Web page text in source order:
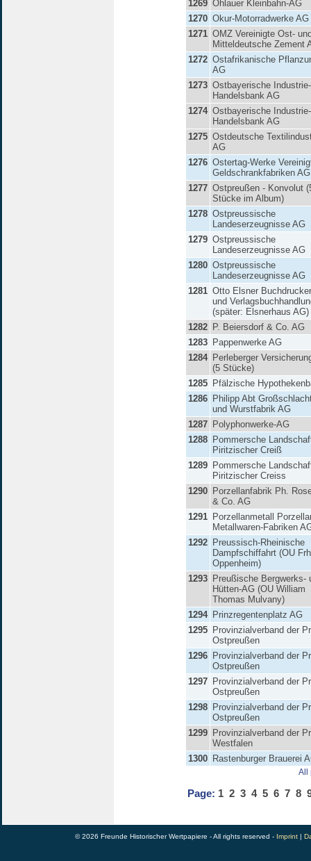
1269 Ohlauer Kleinbahn-AG
1270 Okur-Motorradwerke AG
1271 OMZ Vereinigte Ost-
Mitteldeutsche Zement
1272 Ostafrikanische
AG
1273 Ostbayerische
Handelsbank AG
1274 Ostbayerische
Handelsbank AG
1275 Ostdeutsche
AG
1276 Ostertag-Werke
Geldschrankfabriken AG
1277 Ostpreußen - Konvolut
Stücke im Album)
1278 Ostpreussische
Landeserzeugnisse AG
1279 Ostpreussische
Landeserzeugnisse AG
1280 Ostpreussische
Landeserzeugnisse AG
1281 Otto Elsner
und
(später: Elsnerhaus AG)
1282 P. Beiersdorf & Co. AG
1283 Pappenwerke AG
1284 Perleberger
(5 Stücke)
1285 Pfälzische
1286 Philipp Abt
und Wurstfabrik AG
1287 Polyphonwerke-AG
1288 Pommersche
Piritzischer Creiß
1289 Pommersche
Piritzischer Creiss
1290 Porzellanfabrik Ph.
& Co. AG
1291 Porzellanmetall
Metallwaren-Fabriken
1292 Preussisch-Rheinische
Dampfschiffahrt (OU
Oppenheim)
1293 Preußische Bergwerks-
Hütten-AG (OU William
Thomas Mulvany)
1294 Prinzregentenplatz AG
1295 Provinzialverband der
Ostpreußen
1296 Provinzialverband der
Ostpreußen
1297 Provinzialverband der
Ostpreußen
1298 Provinzialverband der
Ostpreußen
1299 Provinzialverband der
Westfalen
1300 Rastenburger Brauerei
All
Page: 1 2 3 4 5 6 7 8
© 2026 Freunde Historischer Wertpapiere - All rights reserved - Imprint |